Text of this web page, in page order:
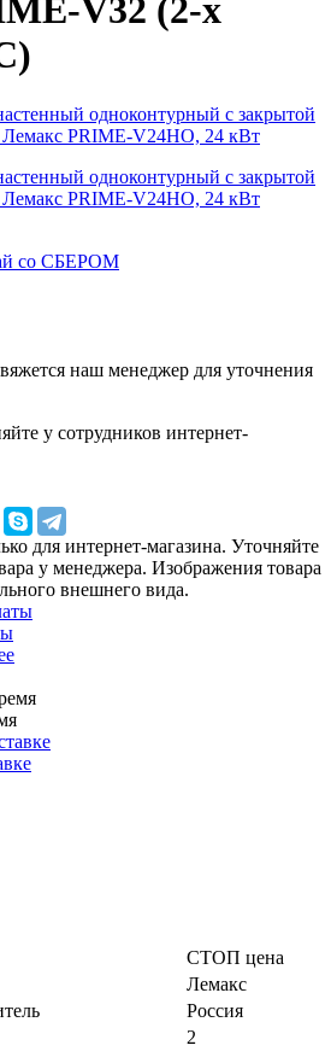
V32 (2-х
наш менеджер для уточнения
у сотрудников интернет-
для интернет-магазина. Уточняйте
у менеджера. Изображения товара
внешнего вида.
СТОП цена
Лемакс
Россия
2